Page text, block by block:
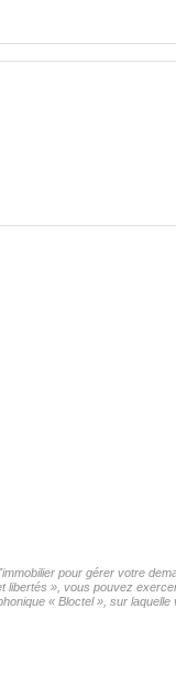
pour gérer votre
», vous pouvez
« Bloctel », sur